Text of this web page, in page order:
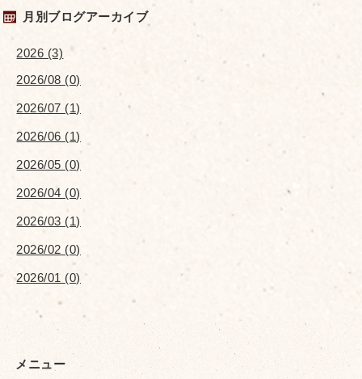
月別ブログアーカイブ
2026 (3)
2026/08 (0)
2026/07 (1)
2026/06 (1)
2026/05 (0)
2026/04 (0)
2026/03 (1)
2026/02 (0)
2026/01 (0)